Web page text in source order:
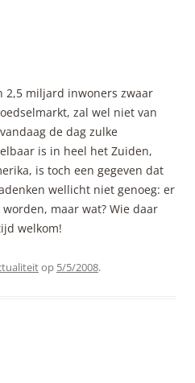
2,5 miljard inwoners zwaar
zal wel niet van
de dag zulke
is in heel het Zuiden,
is toch een gegeven dat
wellicht niet genoeg: er
maar wat? Wie daar
welkom!
op 5/5/2008.